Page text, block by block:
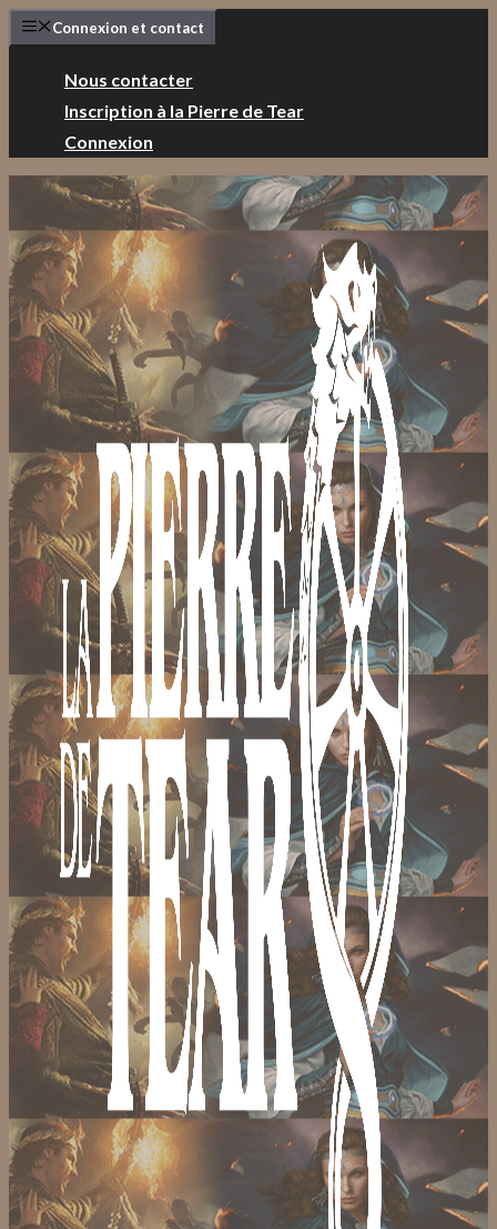
Aller
au
Connexion et contact
Nous contacter
Inscription à la Pierre de Tear
Connexion